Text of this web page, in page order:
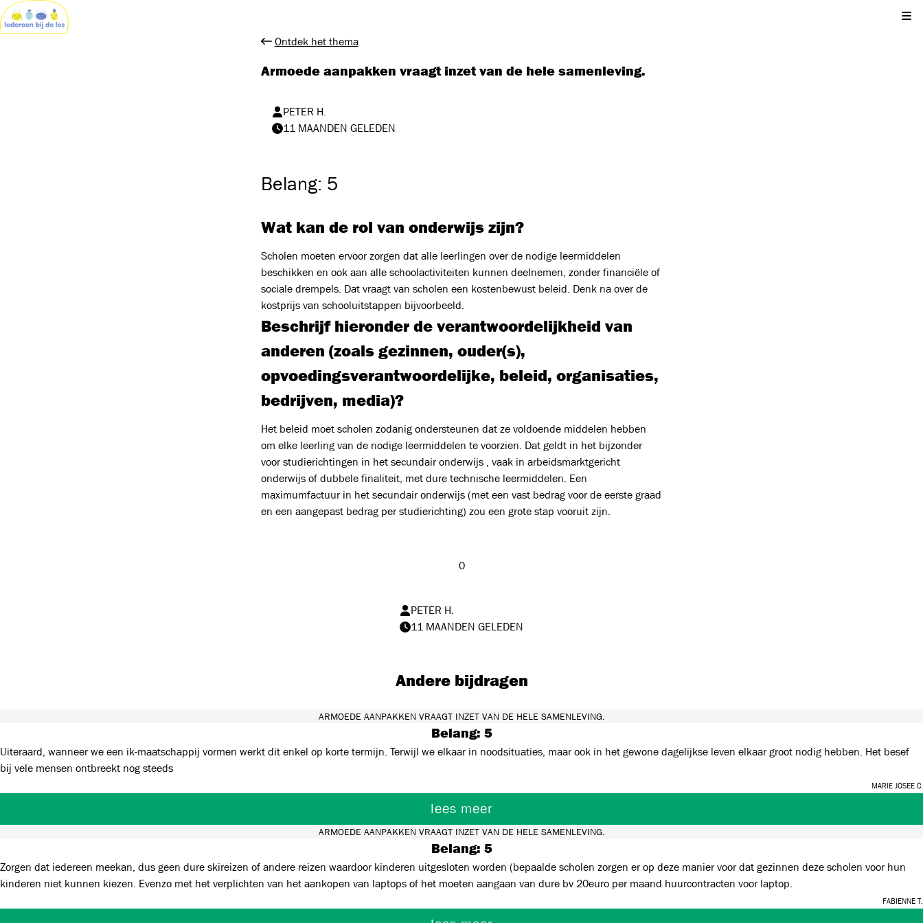
Ontdek het thema
Armoede aanpakken vraagt inzet van de hele samenleving.
PETER H.
11 MAANDEN GELEDEN
Belang: 5
Wat kan de rol van onderwijs zijn?
Scholen moeten ervoor zorgen dat alle leerlingen over de nodige leermiddelen
beschikken en ook aan alle schoolactiviteiten kunnen deelnemen, zonder financiële of
sociale drempels. Dat vraagt van scholen een kostenbewust beleid. Denk na over de
kostprijs van schooluitstappen bijvoorbeeld.
Beschrijf hieronder de verantwoordelijkheid van
anderen (zoals gezinnen, ouder(s),
opvoedingsverantwoordelijke, beleid, organisaties,
bedrijven, media)?
Het beleid moet scholen zodanig ondersteunen dat ze voldoende middelen hebben
om elke leerling van de nodige leermiddelen te voorzien. Dat geldt in het bijzonder
voor studierichtingen in het secundair onderwijs , vaak in arbeidsmarktgericht
onderwijs of dubbele finaliteit, met dure technische leermiddelen. Een
maximumfactuur in het secundair onderwijs (met een vast bedrag voor de eerste graad
en een aangepast bedrag per studierichting) zou een grote stap vooruit zijn.
0
PETER H.
11 MAANDEN GELEDEN
Andere bijdragen
ARMOEDE AANPAKKEN VRAAGT INZET VAN DE HELE SAMENLEVING.
Belang: 5
Uiteraard, wanneer we een ik-maatschappij vormen werkt dit enkel op korte termijn. Terwijl we elkaar in noodsituaties, maar ook in het gewone dagelijkse leven elkaar groot nodig hebben. Het besef
bij vele mensen ontbreekt nog steeds
Marie Josee C.
lees meer
ARMOEDE AANPAKKEN VRAAGT INZET VAN DE HELE SAMENLEVING.
Belang: 5
Zorgen dat iedereen meekan, dus geen dure skireizen of andere reizen waardoor kinderen uitgesloten worden (bepaalde scholen zorgen er op deze manier voor dat gezinnen deze scholen voor hun
kinderen niet kunnen kiezen. Evenzo met het verplichten van het aankopen van laptops of het moeten aangaan van dure bv 20euro per maand huurcontracten voor laptop.
Fabienne T.